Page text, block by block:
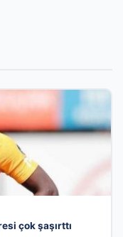
çok şaşırttı